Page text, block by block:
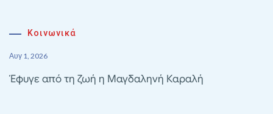
Κοινωνικά
Αυγ 1, 2026
Έφυγε από τη ζωή η Μαγδαληνή Καραλή